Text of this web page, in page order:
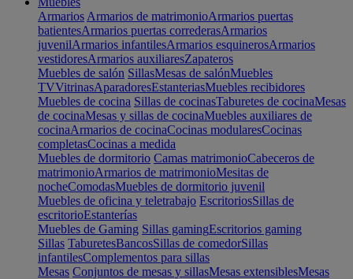
Armarios Armarios de matrimonioArmarios puertas
batientesArmarios puertas correderasArmarios
juvenilArmarios infantilesArmarios esquinerosArmarios
vestidoresArmarios auxiliaresZapateros
Muebles de salón SillasMesas de salónMuebles
TVVitrinasAparadoresEstanteriasMuebles recibidores
Muebles de cocina Sillas de cocinasTaburetes de cocinaMesas
de cocinaMesas y sillas de cocinaMuebles auxiliares de
cocinaArmarios de cocinaCocinas modularesCocinas
completasCocinas a medida
Muebles de dormitorio Camas matrimonioCabeceros de
matrimonioArmarios de matrimonioMesitas de
nocheComodasMuebles de dormitorio juvenil
Muebles de oficina y teletrabajo EscritoriosSillas de
escritorioEstanterías
Muebles de Gaming Sillas gamingEscritorios gaming
Sillas TaburetesBancosSillas de comedorSillas
infantilesComplementos para sillas
Mesas Conjuntos de mesas y sillasMesas extensiblesMesas